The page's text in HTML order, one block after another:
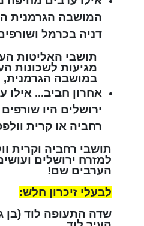
המושבה הגרמנית
דניה בכרמל
תושבי האליטות
מגיעות לשכונות
במושבה הגרמנית,
אחרון חביב... אילו
ירושלים היו
רחביה או קרית
תושבי רחביה וקרית
למזרח ירושלים
הערבים שם!
לבעלי זיכרון חלש:
שדה התעופה לוד (בן